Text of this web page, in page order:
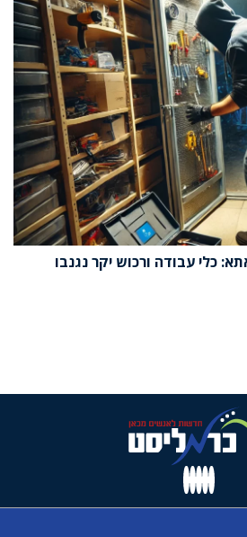
כלי עבודה ורכוש יקר נגנבו